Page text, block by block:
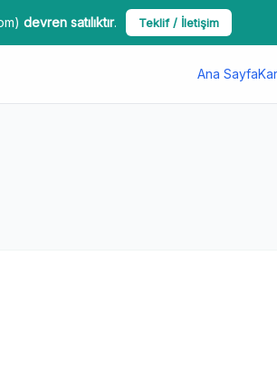
devren satılıktır. Teklif / İletişim
Ana Sayfa